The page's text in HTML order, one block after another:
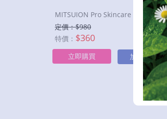
MITSUION Pro Skincare Magnifier
定價：$980
特價： $360
立即購買 加入購物車